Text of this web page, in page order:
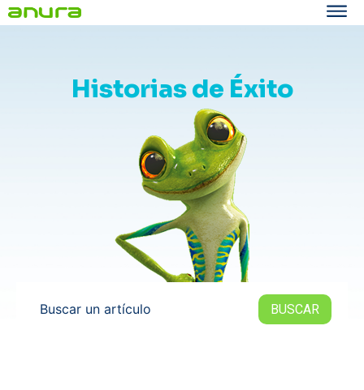
Historias de Éxito
Buscar un artículo BUSCAR